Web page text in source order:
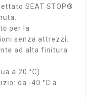
SEAT STOP®
per la
senza attrezzi.
ad alta finitura
a 20 °C).
da -40 °C a